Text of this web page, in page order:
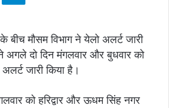
बीच मौसम विभाग ने येलो अलर्ट जारी
अगले दो दिन मंगलवार और बुधवार को
जारी किया है।
को हरिद्वार और ऊधम सिंह नगर